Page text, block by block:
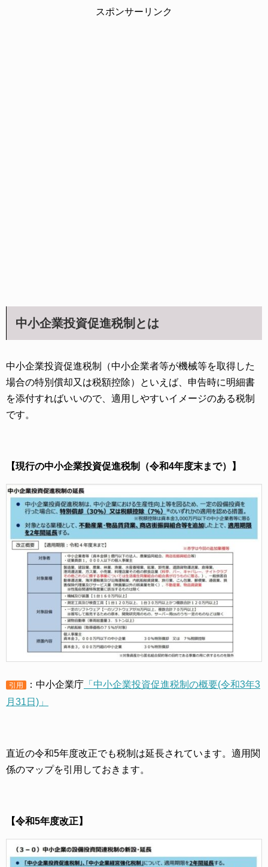
スポンサーリンク
中小企業投資促進税制とは
中小企業投資促進税制（中小企業者等が機械等を取得した
場合の特別償却又は税額控除）といえば、申告時に明細書
を添付すればいいので、適用しやすいイメージのある税制
です。
【現行の中小企業投資促進税制（令和4年度末まで）】
引用 ：中小企業庁 「中小企業投資促進税制の概要(令和3年3
月31日)」
直近の令和5年度改正でも税制は延長されています。適用関
係のマップを引用しておきます。
【令和5年度改正】